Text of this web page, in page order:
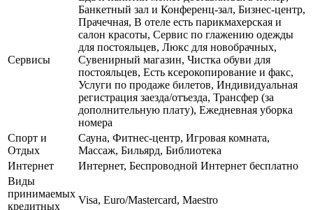
Сервисы
Банкетный зал и Конференц-зал, Бизнес-центр,
Прачечная, В отеле есть парикмахерская и
салон красоты, Сервис по глажению одежды
для постояльцев, Люкс для новобрачных,
Сувенирный магазин, Чистка обуви для
постояльцев, Есть ксерокопирование и факс,
Услуги по продаже билетов, Индивидуальная
регистрация заезда/отъезда, Трансфер (за
дополнительную плату), Ежедневная уборка
номера
Спорт и
Отдых
Сауна, Фитнес-центр, Игровая комната,
Массаж, Бильярд, Библиотека
Интернет
Интернет, Беспроводной Интернет бесплатно
Виды
принимаемых
кредитных
Visa, Euro/Mastercard, Maestro